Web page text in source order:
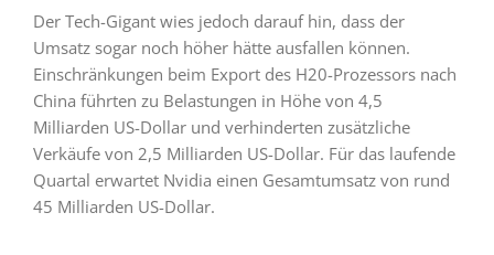
Der Tech-Gigant wies jedoch darauf hin, dass der
Umsatz sogar noch höher hätte ausfallen können.
Einschränkungen beim Export des H20-Prozessors nach
China führten zu Belastungen in Höhe von 4,5
Milliarden US-Dollar und verhinderten zusätzliche
Verkäufe von 2,5 Milliarden US-Dollar. Für das laufende
Quartal erwartet Nvidia einen Gesamtumsatz von rund
45 Milliarden US-Dollar.